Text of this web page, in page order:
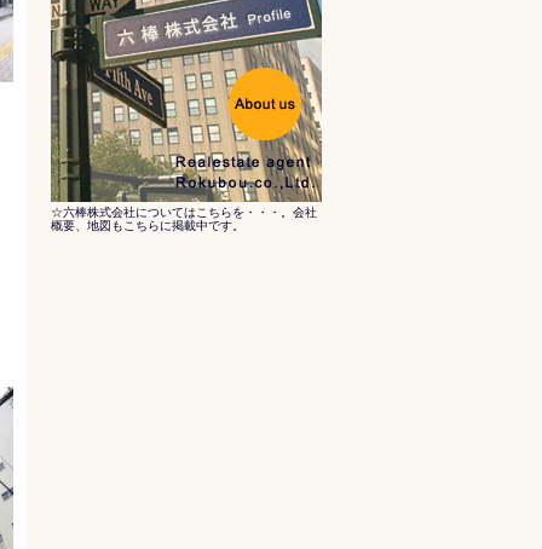
☆六棒株式会社についてはこちらを・・・。会社
概要、地図もこちらに掲載中です。